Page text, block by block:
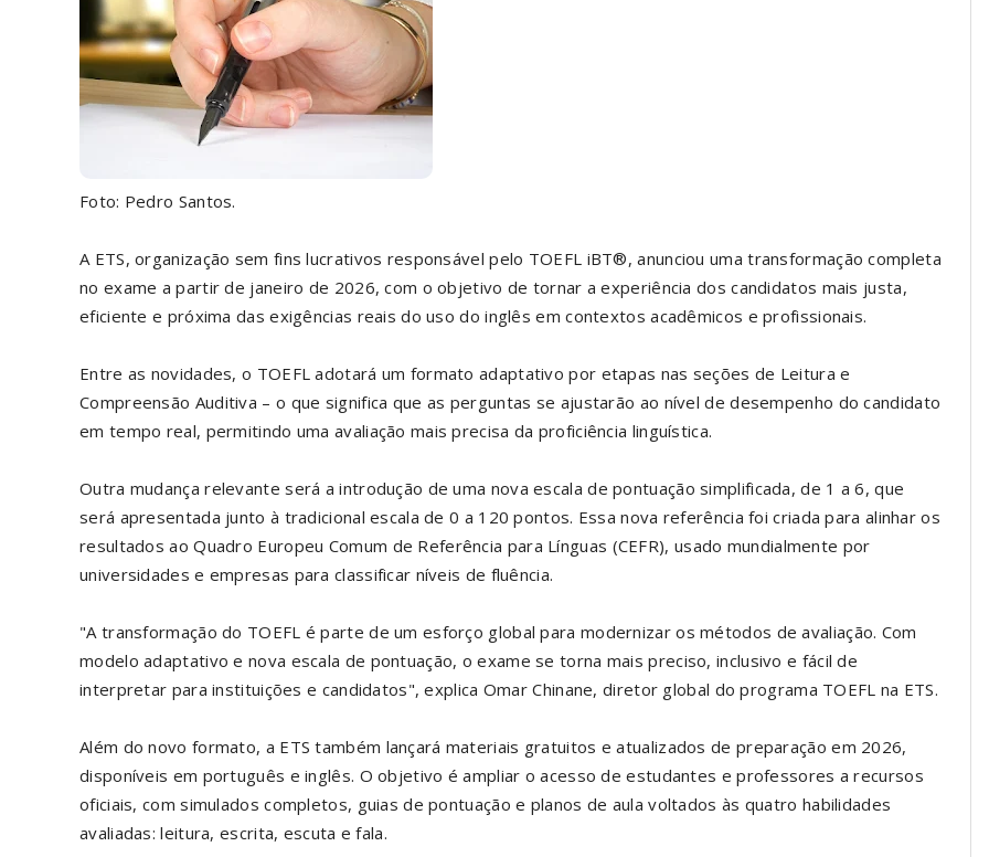
Foto: Pedro Santos.
A ETS, organização sem fins lucrativos responsável pelo TOEFL iBT®, anunciou uma transformação completa
no exame a partir de janeiro de 2026, com o objetivo de tornar a experiência dos candidatos mais justa,
eficiente e próxima das exigências reais do uso do inglês em contextos acadêmicos e profissionais.
Entre as novidades, o TOEFL adotará um formato adaptativo por etapas nas seções de Leitura e
Compreensão Auditiva – o que significa que as perguntas se ajustarão ao nível de desempenho do candidato
em tempo real, permitindo uma avaliação mais precisa da proficiência linguística.
Outra mudança relevante será a introdução de uma nova escala de pontuação simplificada, de 1 a 6, que
será apresentada junto à tradicional escala de 0 a 120 pontos. Essa nova referência foi criada para alinhar os
resultados ao Quadro Europeu Comum de Referência para Línguas (CEFR), usado mundialmente por
universidades e empresas para classificar níveis de fluência.
"A transformação do TOEFL é parte de um esforço global para modernizar os métodos de avaliação. Com
modelo adaptativo e nova escala de pontuação, o exame se torna mais preciso, inclusivo e fácil de
interpretar para instituições e candidatos", explica Omar Chinane, diretor global do programa TOEFL na ETS.
Além do novo formato, a ETS também lançará materiais gratuitos e atualizados de preparação em 2026,
disponíveis em português e inglês. O objetivo é ampliar o acesso de estudantes e professores a recursos
oficiais, com simulados completos, guias de pontuação e planos de aula voltados às quatro habilidades
avaliadas: leitura, escrita, escuta e fala.